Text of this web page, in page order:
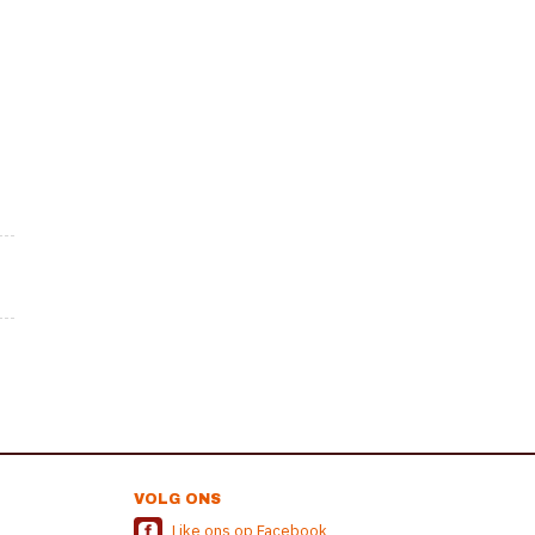
VOLG ONS
Like ons op Facebook